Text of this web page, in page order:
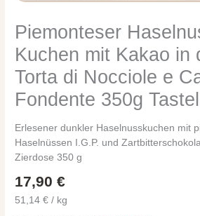
Piemonteser
Kuchen mit Kakao in
Torta di Nocciole e
Fondente 350g
Erlesener dunkler Haselnusskuchen mit
Haselnüssen I.G.P. und
Zierdose 350 g
17,90€
51,14 € / kg